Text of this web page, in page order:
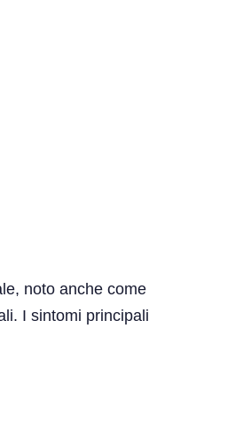
noto anche come
I sintomi principali